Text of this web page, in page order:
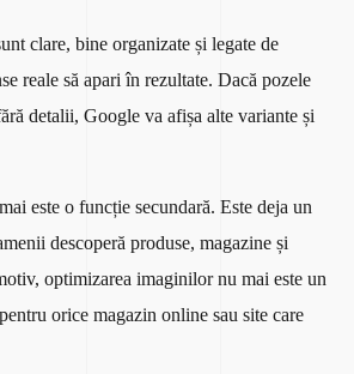
clare, bine organizate și legate de
reale să apari în rezultate. Dacă pozele
detalii, Google va afișa alte variante și
este o funcție secundară. Este deja un
descoperă produse, magazine și
optimizarea imaginilor nu mai este un
orice magazin online sau site care